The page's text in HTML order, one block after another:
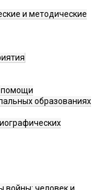
и методические
помощи
образованиях